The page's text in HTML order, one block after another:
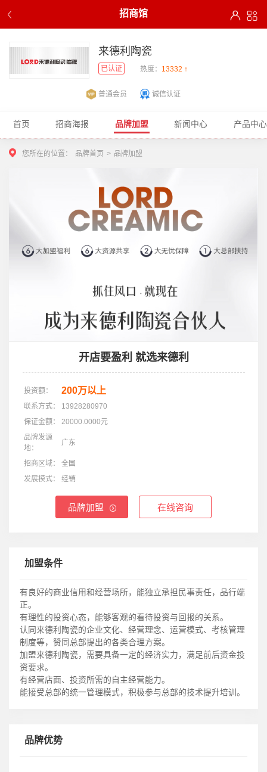
招商馆
来德利陶瓷
已认证 热度： 13332 ↑
普通会员 诚信认证
首页 招商海报 品牌加盟 新闻中心 产品中心
您所在的位置： 品牌首页 > 品牌加盟
开店要盈利 就选来德利
投资额： 200万以上
联系方式：
13928280970
保证金额：
20000.0000元
品牌发源
地：
广东
招商区域：
全国
发展模式：
经销
品牌加盟 在线咨询
加盟条件
有良好的商业信用和经营场所，能独立承担民事责任，品行端
正。
有理性的投资心态，能够客观的看待投资与回报的关系。
认同来德利陶瓷的企业文化、经营理念、运营模式、考核管理
制度等，赞同总部提出的各类合理方案。
加盟来德利陶瓷，需要具备一定的经济实力，满足前后资金投
资要求。
有经营店面、投资所需的自主经营能力。
能接受总部的统一管理模式，积极参与总部的技术提升培训。
品牌优势